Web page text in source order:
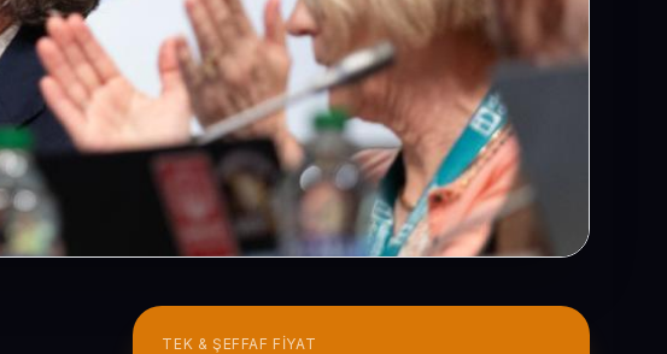
TEK & ŞEFFAF FIYAT